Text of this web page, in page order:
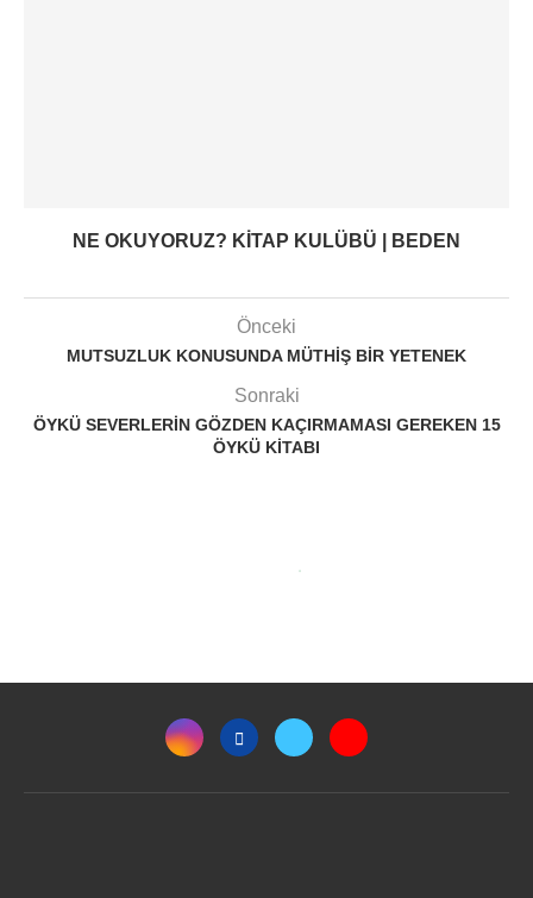
NE OKUYORUZ? KITAP KULÜBÜ | BEDEN
Önceki
MUTSUZLUK KONUSUNDA MÜTHIŞ BIR YETENEK
Sonraki
ÖYKÜ SEVERLERIN GÖZDEN KAÇIRMAMASI GEREKEN 15
ÖYKÜ KITABI